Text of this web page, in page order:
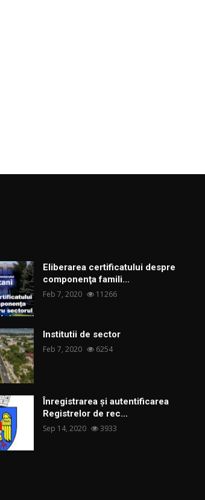
Eliberarea certificatului despre
componenţa famili...
Feb 7, 2020 11266
Institutii de sector
Feb 7, 2020 6254
Înregistrarea și autentificarea
Registrelor de rec...
Sep 14, 2020 3933